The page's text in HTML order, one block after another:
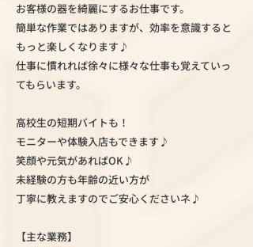
お客様の器を綺麗にするお仕事です。
簡単な作業ではありますが、効率を意識すると
もっと楽しくなります♪
仕事に慣れれば徐々に様々な仕事も覚えていっ
てもらいます。
高校生の短期バイトも！
モニターや体験入店もできます♪
笑顔や元気があればOK♪
未経験の方も年齢の近い方が
丁寧に教えますのでご安心くださいネ♪
【主な業務】